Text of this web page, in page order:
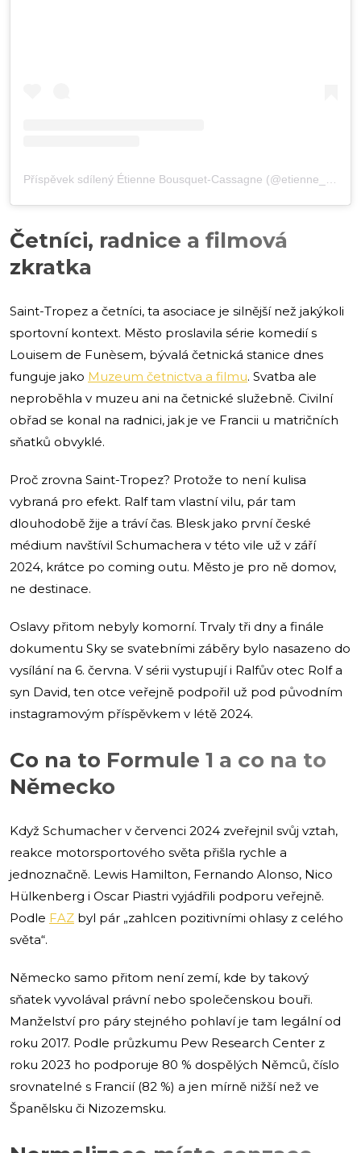
Četníci, radnice a filmová
zkratka
Saint-Tropez a četníci, ta asociace je silnější než jakýkoli
sportovní kontext. Město proslavila série komedií s
Louisem de Funèsem, bývalá četnická stanice dnes
funguje jako Muzeum četnictva a filmu. Svatba ale
neproběhla v muzeu ani na četnické služebně. Civilní
obřad se konal na radnici, jak je ve Francii u matričních
sňatků obvyklé.
Proč zrovna Saint-Tropez? Protože to není kulisa
vybraná pro efekt. Ralf tam vlastní vilu, pár tam
dlouhodobě žije a tráví čas. Blesk jako první české
médium navštívil Schumachera v této vile už v září
2024, krátce po coming outu. Město je pro ně domov,
ne destinace.
Oslavy přitom nebyly komorní. Trvaly tři dny a finále
dokumentu Sky se svatebními záběry bylo nasazeno do
vysílání na 6. června. V sérii vystupují i Ralfův otec Rolf a
syn David, ten otce veřejně podpořil už pod původním
instagramovým příspěvkem v létě 2024.
Co na to Formule 1 a co na to
Německo
Když Schumacher v červenci 2024 zveřejnil svůj vztah,
reakce motorsportového světa přišla rychle a
jednoznačně. Lewis Hamilton, Fernando Alonso, Nico
Hülkenberg i Oscar Piastri vyjádřili podporu veřejně.
Podle FAZ byl pár „zahlcen pozitivními ohlasy z celého
světa“.
Německo samo přitom není zemí, kde by takový
sňatek vyvolával právní nebo společenskou bouři.
Manželství pro páry stejného pohlaví je tam legální od
roku 2017. Podle průzkumu Pew Research Center z
roku 2023 ho podporuje 80 % dospělých Němců, číslo
srovnatelné s Francií (82 %) a jen mírně nižší než ve
Španělsku či Nizozemsku.